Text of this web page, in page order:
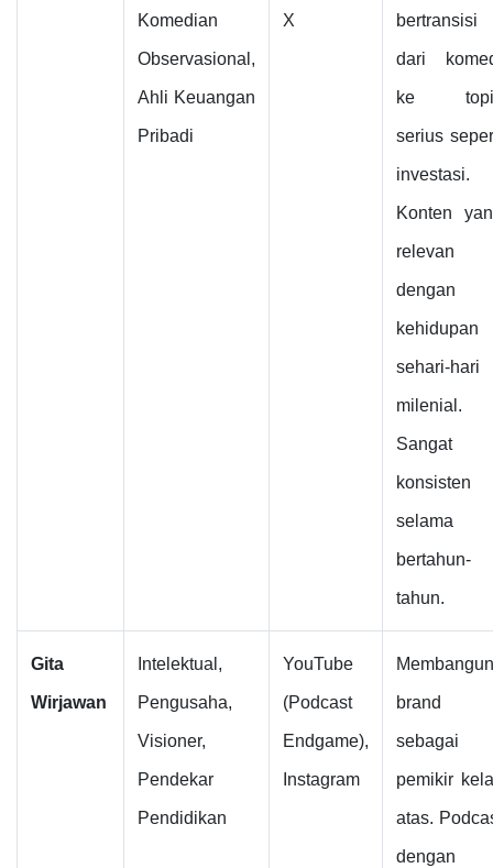
Komedian
Observasional,
Ahli Keuangan
Pribadi
X bertransisi
dari
ke
serius
investasi.
Konten
relevan
dengan
kehidupan
sehari-hari
milenial.
Sangat
konsisten
selama
bertahun-
tahun.
Gita
Wirjawan
Intelektual,
Pengusaha,
Visioner,
Pendekar
Pendidikan
YouTube
(Podcast
Endgame),
Instagram
Membangun
brand
sebagai
pemikir
atas.
dengan